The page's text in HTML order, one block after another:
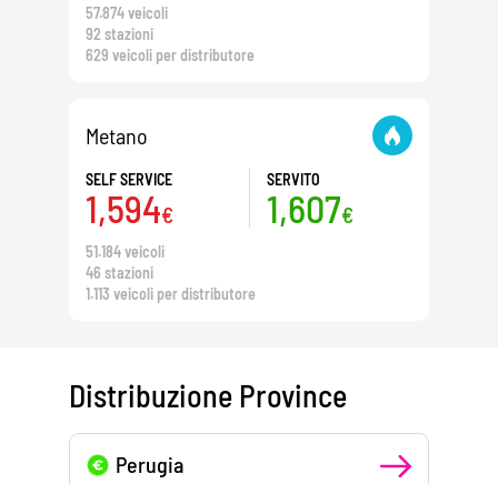
57.874 veicoli
92 stazioni
629 veicoli per distributore
Metano
SELF SERVICE
1,594€
SERVITO
1,607€
51.184 veicoli
46 stazioni
1.113 veicoli per distributore
Distribuzione Province
Perugia